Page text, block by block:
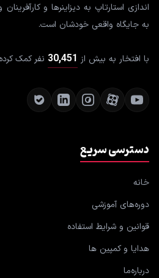
اندازی استارتاپ به دیزاینرها و
به جایگاه واقعی خودشان است.
با افتخار به بیش از 30,451 نفر کمک
دسترسی سریع
خانه
دوره‌های آموزشی
قوانین و شرایط استفاده
هدایا و کمپین ها
درباره‌ما